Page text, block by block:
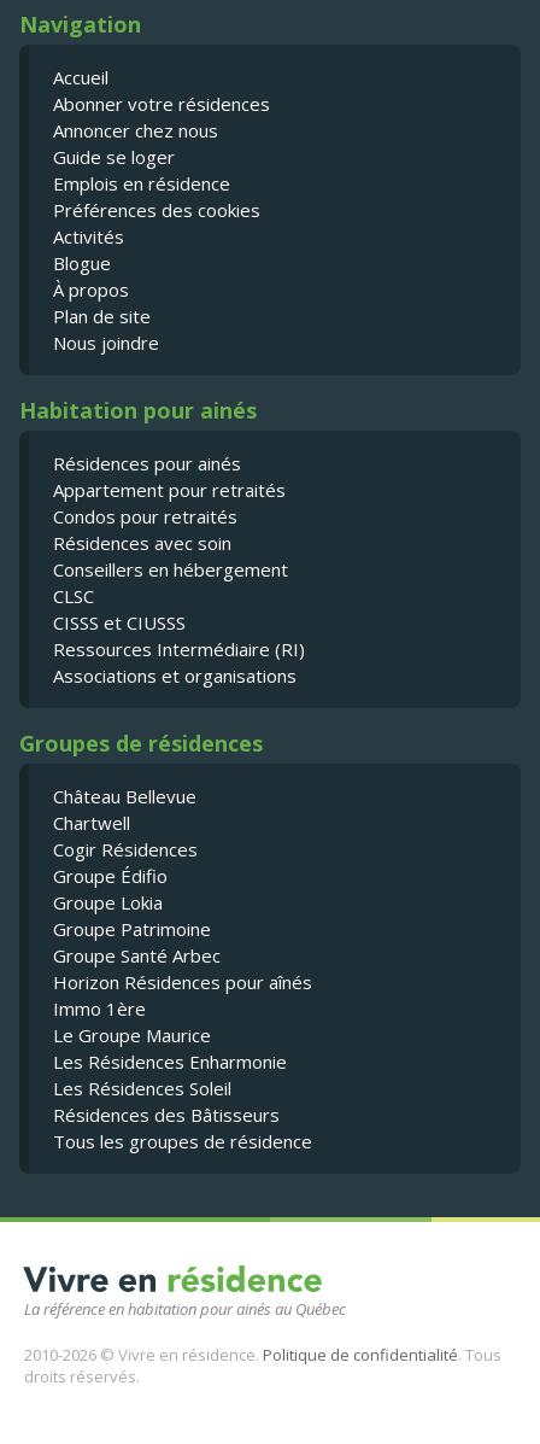
La référence en habitation pour ainés au Québec
2010-2026 © Vivre en résidence. Politique de confidentialité. Tous
droits réservés.
Navigation
Accueil
Abonner votre résidences
Annoncer chez nous
Guide se loger
Emplois en résidence
Préférences des cookies
Activités
Blogue
À propos
Plan de site
Nous joindre
Habitation pour ainés
Résidences pour ainés
Appartement pour retraités
Condos pour retraités
Résidences avec soin
Conseillers en hébergement
CLSC
CISSS et CIUSSS
Ressources Intermédiaire (RI)
Associations et organisations
Groupes de résidences
Château Bellevue
Chartwell
Cogir Résidences
Groupe Édifio
Groupe Lokia
Groupe Patrimoine
Groupe Santé Arbec
Horizon Résidences pour aînés
Immo 1ère
Le Groupe Maurice
Les Résidences Enharmonie
Les Résidences Soleil
Résidences des Bâtisseurs
Tous les groupes de résidence